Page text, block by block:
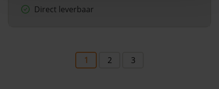
Direct leverbaar
1 2 3